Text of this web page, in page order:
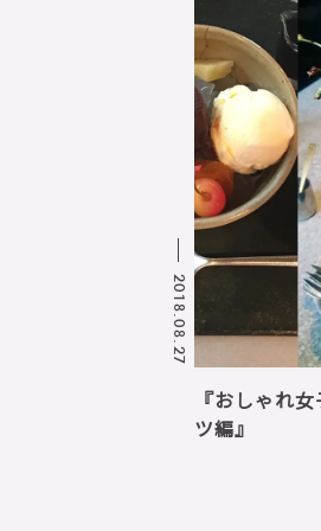
2018.08.27
『おしゃれ
ツ編』